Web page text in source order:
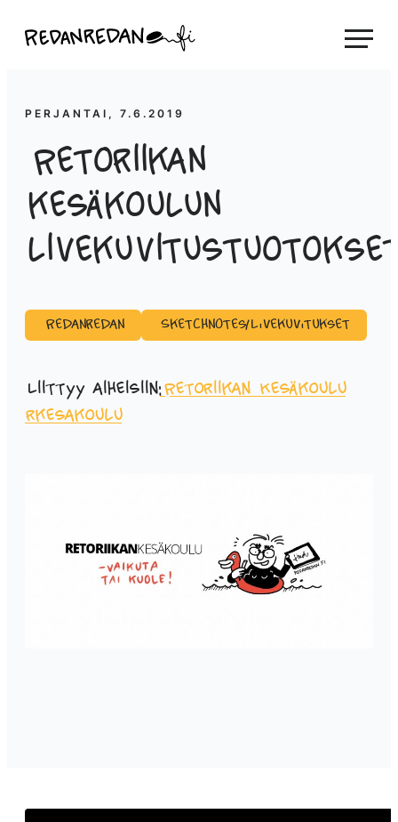
suoraan
Linda Saukko-Rauta, Redanredan Oy
piirrosvideoita
PERJANTAI, 7.6.2019
Retoriikan
kesäkoulun
Redanredan Sketchnotes/Livekuvitukset
Liittyy aiheisiin:Retoriikan Kesäkoulu
rkesakoulu